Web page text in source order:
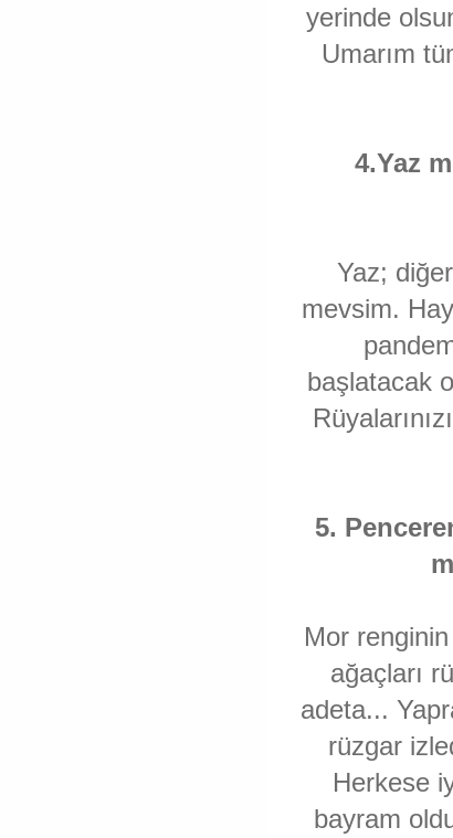
yerinde
Umarım
4.Yaz
Yaz;
mevsim.
başlatacak
5.
Mor
ağaçları
adeta...
rüzgar
Herkese
bayram